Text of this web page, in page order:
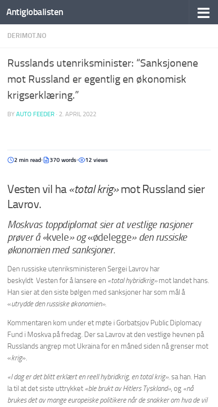
Antiglobalisten
DERIMOT.NO
Russlands utenriksminister: “Sanksjonene
mot Russland er egentlig en økonomisk
krigserklæring.”
BY AUTO FEEDER · 2. APRIL 2022
2 min read 370 words 12 views
Vesten vil ha «total krig»mot Russland sier
Lavrov.
Moskvas toppdiplomat sier at vestlige nasjoner
prøver å «kvele» og«ødelegge» den russiske
økonomien med sanksjoner.
Den russiske utenriksministeren Sergei Lavrov har
beskyldt Vesten for å lansere en «total hybridkrig»mot landet hans.
Han sier at den siste bølgen med sanksjoner har som mål å
«utrydde den russiske økonomien».
Kommentaren kom under et møte i Gorbatsjov Public Diplomacy
Fund i Moskva på fredag. Der sa Lavrov at den vestlige hevnen på
Russlands angrep mot Ukraina for en måned siden nå grenser mot
«krig».
«I dag er det blitt erklært en reell hybridkrig, en total krig». sa han. Han
la til at det siste uttrykket «ble brukt av Hitlers Tyskland», og «nå
brukes det av mange europeiske politikere når de snakker om hva de vil